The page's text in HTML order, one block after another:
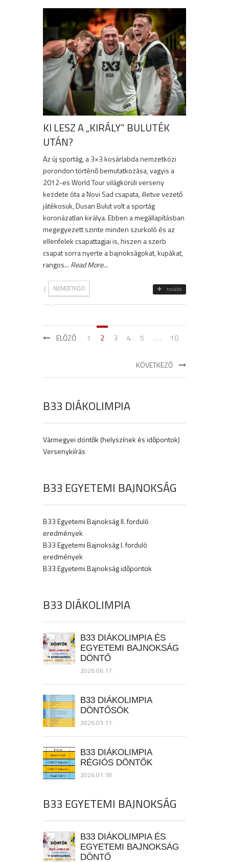
KI LESZ A „KIRÁLY” BULUTÉK
UTÁN?
Az új sportág, a 3×3 kosárlabda nemzetközi
porondon történő bemutatkozása, vagyis a
2012-es World Tour világkörüli verseny
kezdete óta a Novi Sad csapata, illetve vezető
játékosuk, Dusan Bulut volt a sportág
koronázatlan királya. Ebben a megállapításban
megegyezett szinte minden szurkoló és az
ellenfelek csapattagjai is, hiszen a szerb
csapat sorra nyerte a bajnokságokat, kupákat,
rangos... Read More...
| NEMZETKÖZI tovább
ELŐZŐ 1 2 3 4 5 . . . 10
KÖVETKEZŐ
B33 DIÁKOLIMPIA
Vármegyei döntők (helyszínek és időpontok)
Versenykiírás
B33 EGYETEMI BAJNOKSÁG
B33 Egyetemi Bajnokság II. forduló
eredmények
B33 Egyetemi Bajnokság I. forduló
eredmények
B33 Egyetemi Bajnokság időpontok
B33 DIÁKOLIMPIA
B33 DIÁKOLIMPIA ÉS
EGYETEMI BAJNOKSÁG
DÖNTŐ
2026.06.17.
B33 DIÁKOLIMPIA
DÖNTŐSÖK
2026.03.11.
B33 DIÁKOLIMPIA
RÉGIÓS DÖNTŐK
2026.01.18.
B33 EGYETEMI BAJNOKSÁG
B33 DIÁKOLIMPIA ÉS
EGYETEMI BAJNOKSÁG
DÖNTŐ